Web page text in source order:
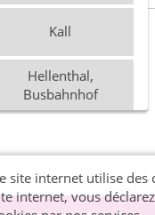
Kall
Hellenthal,
Busbahnhof
Busbahnhof
site internet utilise
internet, vous